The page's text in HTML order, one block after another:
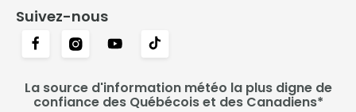
Suivez-nous
La source d'information météo la plus digne de
confiance des Québécois et des Canadiens*